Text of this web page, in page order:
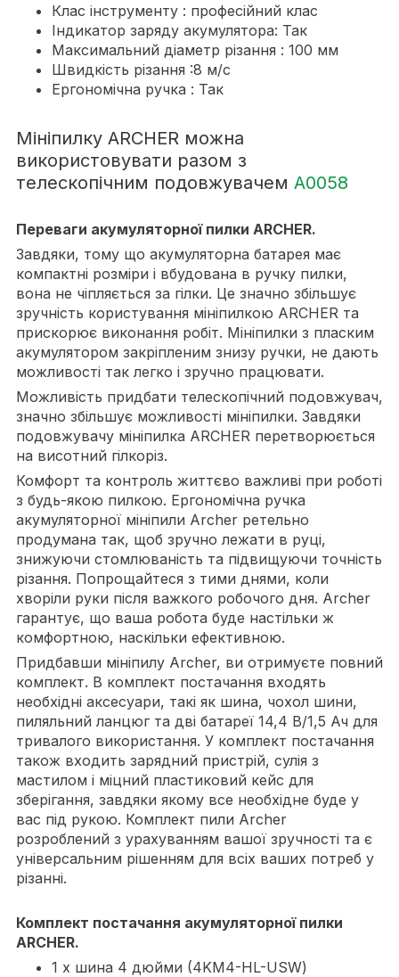
Клас інструменту : професійний клас
Індикатор заряду акумулятора: Так
Максимальний діаметр різання : 100 мм
Швидкість різання :8 м/с
Ергономічна ручка : Так
Мініпилку ARCHER можна
використовувати разом з
телескопічним подовжувачем A0058
Переваги акумуляторної пилки ARCHER.
Завдяки, тому що акумуляторна батарея має
компактні розміри і вбудована в ручку пилки,
вона не чіпляється за гілки. Це значно збільшує
зручність користування мініпилкою ARCHER та
прискорює виконання робіт. Мініпилки з пласким
акумулятором закріпленим знизу ручки, не дають
можливості так легко і зручно працювати.
Можливість придбати телескопічний подовжувач,
значно збільшує можливості мініпилки. Завдяки
подовжувачу мініпилка ARCHER перетворюється
на висотний гілкоріз.
Комфорт та контроль життєво важливі при роботі
з будь-якою пилкою. Ергономічна ручка
акумуляторної мініпили Archer ретельно
продумана так, щоб зручно лежати в руці,
знижуючи стомлюваність та підвищуючи точність
різання. Попрощайтеся з тими днями, коли
хворіли руки після важкого робочого дня. Archer
гарантує, що ваша робота буде настільки ж
комфортною, наскільки ефективною.
Придбавши мініпилу Archer, ви отримуєте повний
комплект. В комплект постачання входять
необхідні аксесуари, такі як шина, чохол шини,
пиляльний ланцюг та дві батареї 14,4 В/1,5 Ач для
тривалого використання. У комплект постачання
також входить зарядний пристрій, сулія з
мастилом і міцний пластиковий кейс для
зберігання, завдяки якому все необхідне буде у
вас під рукою. Комплект пили Archer
розроблений з урахуванням вашої зручності та є
універсальним рішенням для всіх ваших потреб у
різанні.
Комплект постачання акумуляторної пилки
ARCHER.
1 х шина 4 дюйми (4KM4-HL-USW)